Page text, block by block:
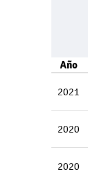
Año
2021
2020
2020